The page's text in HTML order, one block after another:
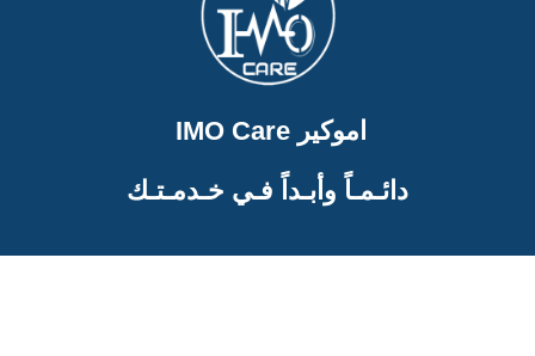
اموكير IMO Care
دائـمـاً وأبـداً فـي خـدمـتـك